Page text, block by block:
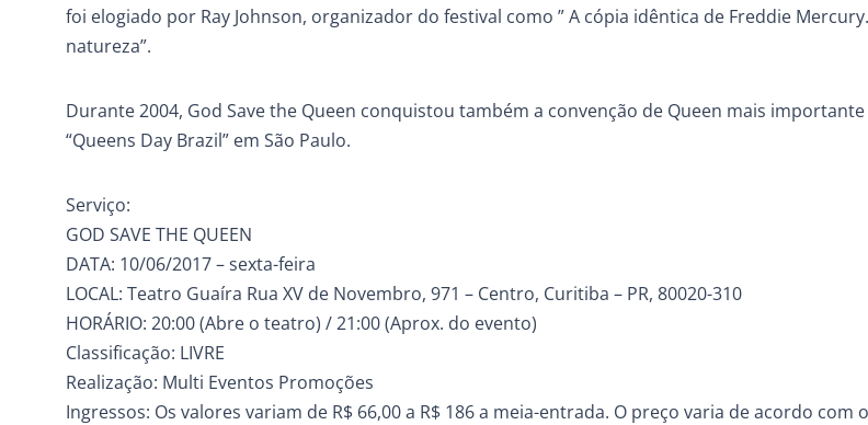
foi elogiado por Ray Johnson, organizador do festival como ” A cópia idêntica de Freddie
natureza”.
Durante 2004, God Save the Queen conquistou também a convenção de Queen mais
“Queens Day Brazil” em São Paulo.
Serviço:
GOD SAVE THE QUEEN
DATA: 10/06/2017 – sexta-feira
LOCAL: Teatro Guaíra Rua XV de Novembro, 971 – Centro, Curitiba – PR, 80020-310
HORÁRIO: 20:00 (Abre o teatro) / 21:00 (Aprox. do evento)
Classificação: LIVRE
Realização: Multi Eventos Promoções
Ingressos: Os valores variam de R$ 66,00 a R$ 186 a meia-entrada. O preço varia de acordo com